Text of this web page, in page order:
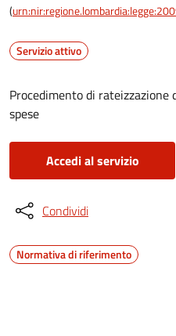
(
Servizio attivo
Procedimento di
spese
Accedi al servizio
Condividi
Normativa di riferimento